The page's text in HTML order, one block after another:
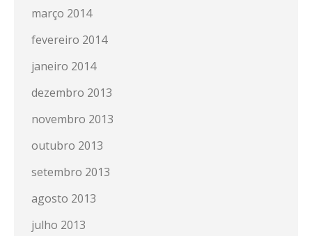
março 2014
fevereiro 2014
janeiro 2014
dezembro 2013
novembro 2013
outubro 2013
setembro 2013
agosto 2013
julho 2013